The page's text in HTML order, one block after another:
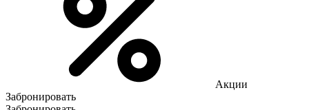
Акции
Забронировать